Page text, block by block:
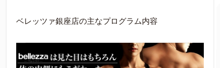
ベレッツァ銀座店の主なプログラム内容